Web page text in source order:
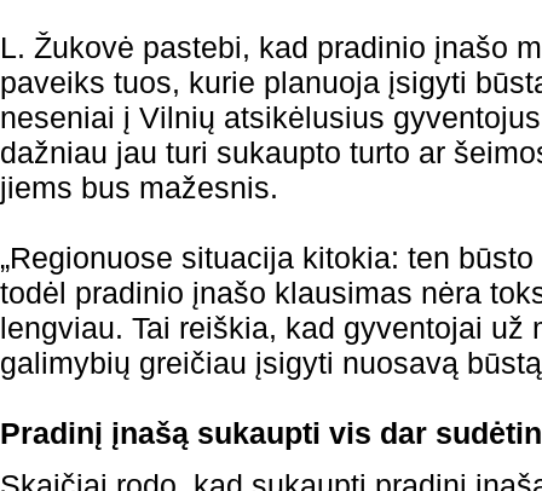
L. Žukovė pastebi, kad pradinio įnašo
paveiks tuos, kurie planuoja įsigyti
neseniai į Vilnių atsikėlusius
dažniau jau turi sukaupto turto ar
jiems bus mažesnis.
„Regionuose situacija kitokia: ten
todėl pradinio įnašo klausimas nėra
lengviau. Tai reiškia, kad gyventojai už
galimybių greičiau įsigyti nuosavą
Pradinį įnašą sukaupti vis dar